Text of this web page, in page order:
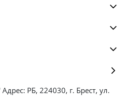
РБ, 224030, г. Брест, ул.